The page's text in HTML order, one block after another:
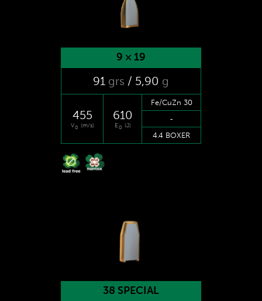
9 × 19
91 grs / 5,90 g
455
V0 (m/s)
610
E0 (J)
Fe/CuZn 30
-
4.4 BOXER
38 SPECIAL